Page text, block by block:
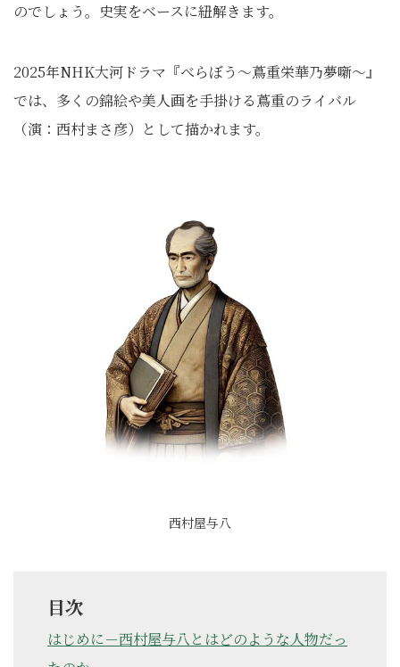
のでしょう。史実をベースに紐解きます。
2025年NHK大河ドラマ『べらぼう〜蔦重栄華乃夢噺〜』
では、多くの錦絵や美人画を手掛ける蔦重のライバル
（演：西村まさ彦）として描かれます。
西村屋与八
目次
はじめに－西村屋与八とはどのような人物だっ